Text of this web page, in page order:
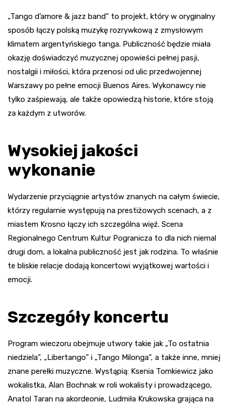
„Tango d’amore & jazz band” to projekt, który w oryginalny
sposób łączy polską muzykę rozrywkową z zmysłowym
klimatem argentyńskiego tanga. Publiczność będzie miała
okazję doświadczyć muzycznej opowieści pełnej pasji,
nostalgii i miłości, która przenosi od ulic przedwojennej
Warszawy po pełne emocji Buenos Aires. Wykonawcy nie
tylko zaśpiewają, ale także opowiedzą historie, które stoją
za każdym z utworów.
Wysokiej jakości
wykonanie
Wydarzenie przyciągnie artystów znanych na całym świecie,
którzy regularnie występują na prestiżowych scenach, a z
miastem Krosno łączy ich szczególna więź. Scena
Regionalnego Centrum Kultur Pogranicza to dla nich niemal
drugi dom, a lokalna publiczność jest jak rodzina. To właśnie
te bliskie relacje dodają koncertowi wyjątkowej wartości i
emocji.
Szczegóły koncertu
Program wieczoru obejmuje utwory takie jak „To ostatnia
niedziela”, „Libertango” i „Tango Milonga”, a także inne, mniej
znane perełki muzyczne. Wystąpią: Ksenia Tomkiewicz jako
wokalistka, Alan Bochnak w roli wokalisty i prowadzącego,
Anatol Taran na akordeonie, Ludmiła Krukowska grająca na